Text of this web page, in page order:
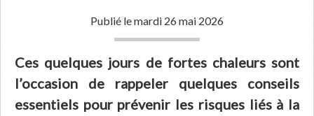
Publié le mardi 26 mai 2026
Ces quelques jours de fortes chaleurs sont
l’occasion de rappeler quelques conseils
essentiels pour prévenir les risques liés à la